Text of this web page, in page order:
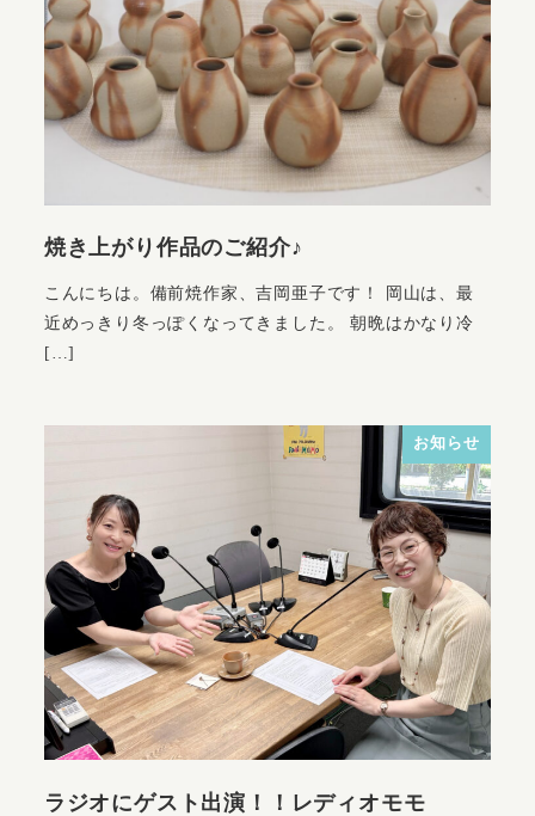
焼き上がり作品のご紹介♪
こんにちは。備前焼作家、吉岡亜子です！ 岡山は、最
近めっきり冬っぽくなってきました。 朝晩はかなり冷
[…]
お知らせ
ラジオにゲスト出演！！レディオモモ